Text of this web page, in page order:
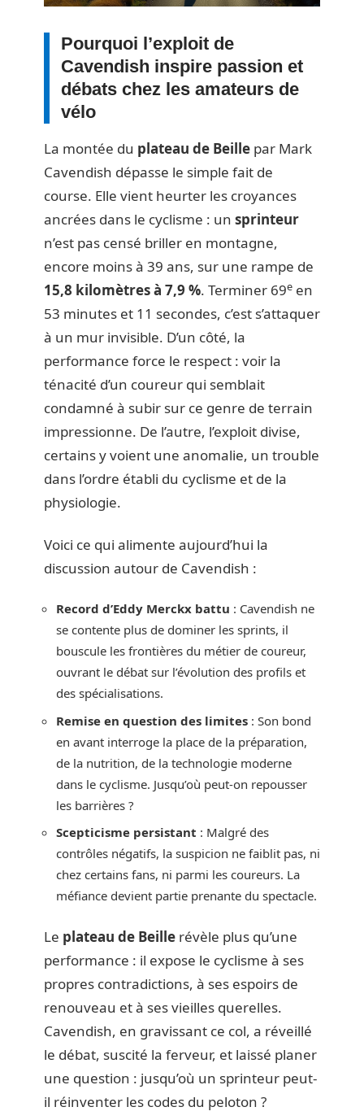
Pourquoi l’exploit de
Cavendish inspire passion et
débats chez les amateurs de
vélo
La montée du plateau de Beille par Mark
Cavendish dépasse le simple fait de
course. Elle vient heurter les croyances
ancrées dans le cyclisme : un sprinteur
n’est pas censé briller en montagne,
encore moins à 39 ans, sur une rampe de
15,8 kilomètres à 7,9 %. Terminer 69e en
53 minutes et 11 secondes, c’est s’attaquer
à un mur invisible. D’un côté, la
performance force le respect : voir la
ténacité d’un coureur qui semblait
condamné à subir sur ce genre de terrain
impressionne. De l’autre, l’exploit divise,
certains y voient une anomalie, un trouble
dans l’ordre établi du cyclisme et de la
physiologie.
Voici ce qui alimente aujourd’hui la
discussion autour de Cavendish :
Record d’Eddy Merckx battu : Cavendish ne
se contente plus de dominer les sprints, il
bouscule les frontières du métier de coureur,
ouvrant le débat sur l’évolution des profils et
des spécialisations.
Remise en question des limites : Son bond
en avant interroge la place de la préparation,
de la nutrition, de la technologie moderne
dans le cyclisme. Jusqu’où peut-on repousser
les barrières ?
Scepticisme persistant : Malgré des
contrôles négatifs, la suspicion ne faiblit pas, ni
chez certains fans, ni parmi les coureurs. La
méfiance devient partie prenante du spectacle.
Le plateau de Beille révèle plus qu’une
performance : il expose le cyclisme à ses
propres contradictions, à ses espoirs de
renouveau et à ses vieilles querelles.
Cavendish, en gravissant ce col, a réveillé
le débat, suscité la ferveur, et laissé planer
une question : jusqu’où un sprinteur peut-
il réinventer les codes du peloton ?